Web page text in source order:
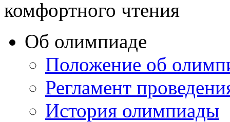
Об олимпиаде
Положение об
Регламент
История олимпиады